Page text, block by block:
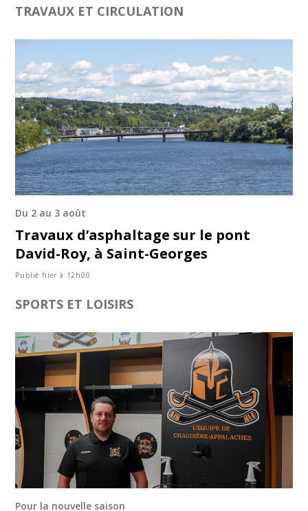
TRAVAUX ET CIRCULATION
Du 2 au 3 août
Travaux d’asphaltage sur le pont
David-Roy, à Saint-Georges
Publié hier à 12h00
SPORTS ET LOISIRS
Pour la nouvelle saison